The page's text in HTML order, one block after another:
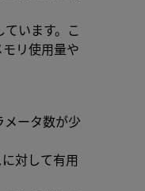
います。こ
リ使用量や
メータ数が少
対して有用